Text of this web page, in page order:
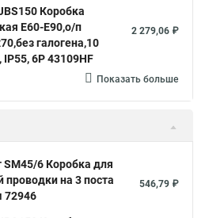
Коробка
E60-E90,о/п
галогена,10
6P 43109HF
2 279,06 ₽
Показать больше
SM45/6 Коробка для
проводки на 3 поста
72946
546,79 ₽